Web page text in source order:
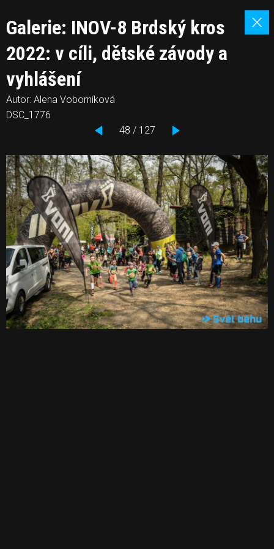
Galerie: INOV-8 Brdský kros
2022: v cíli, dětské závody a
vyhlášení
Autor: Alena Voborníková
DSC_1776
48 / 127